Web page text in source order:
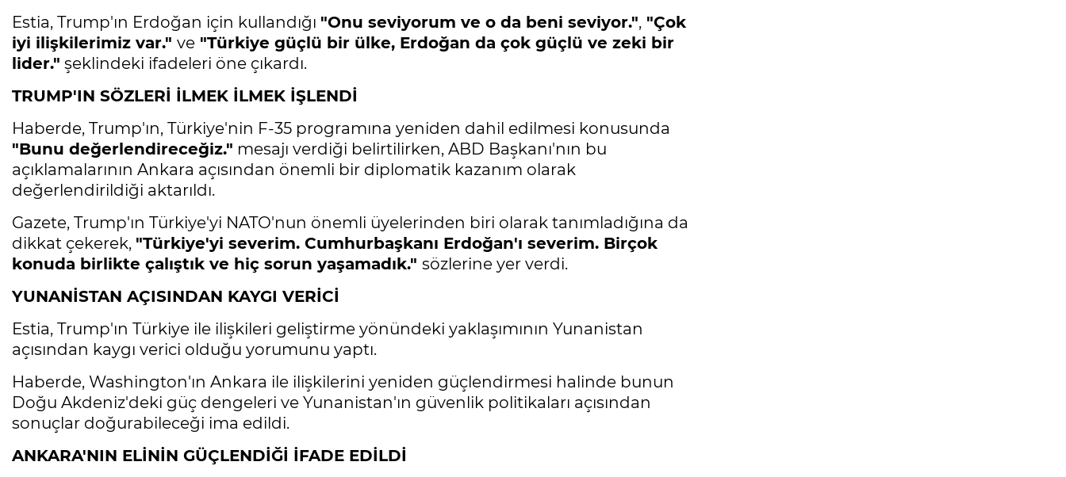
Estia, Trump'ın Erdoğan için kullandığı "Onu seviyorum ve o da beni seviyor.", "Çok
iyi ilişkilerimiz var." ve "Türkiye güçlü bir ülke, Erdoğan da çok güçlü ve zeki bir
lider." şeklindeki ifadeleri öne çıkardı.
TRUMP'IN SÖZLERİ İLMEK İLMEK İŞLENDİ
Haberde, Trump'ın, Türkiye'nin F-35 programına yeniden dahil edilmesi konusunda
"Bunu değerlendireceğiz." mesajı verdiği belirtilirken, ABD Başkanı'nın bu
açıklamalarının Ankara açısından önemli bir diplomatik kazanım olarak
değerlendirildiği aktarıldı.
Gazete, Trump'ın Türkiye'yi NATO'nun önemli üyelerinden biri olarak tanımladığına da
dikkat çekerek, "Türkiye'yi severim. Cumhurbaşkanı Erdoğan'ı severim. Birçok
konuda birlikte çalıştık ve hiç sorun yaşamadık." sözlerine yer verdi.
YUNANİSTAN AÇISINDAN KAYGI VERİCİ
Estia, Trump'ın Türkiye ile ilişkileri geliştirme yönündeki yaklaşımının Yunanistan
açısından kaygı verici olduğu yorumunu yaptı.
Haberde, Washington'ın Ankara ile ilişkilerini yeniden güçlendirmesi halinde bunun
Doğu Akdeniz'deki güç dengeleri ve Yunanistan'ın güvenlik politikaları açısından
sonuçlar doğurabileceği ima edildi.
ANKARA'NIN ELİNİN GÜÇLENDİĞİ İFADE EDİLDİ